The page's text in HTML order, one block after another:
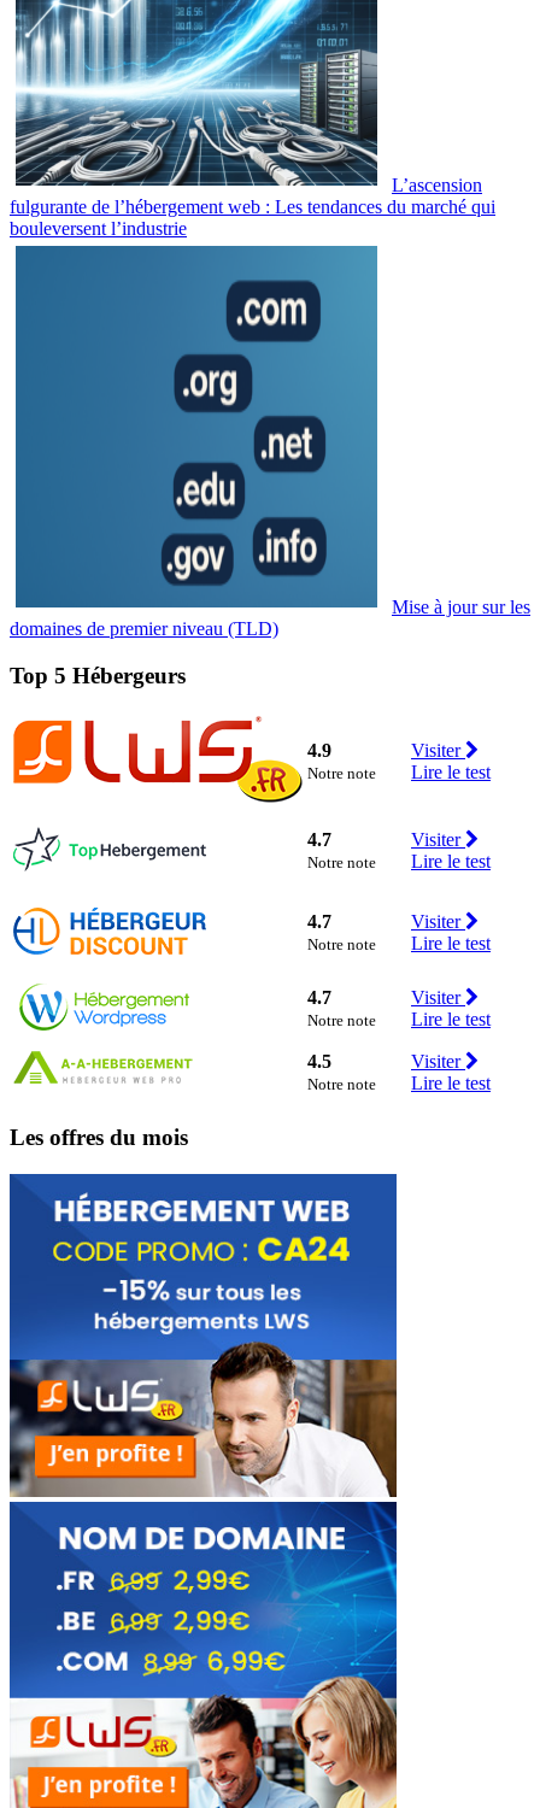
L’ascension
fulgurante de l’hébergement web : Les tendances du marché qui
bouleversent l’industrie
Mise à jour sur les
domaines de premier niveau (TLD)
Top 5 Hébergeurs
4.9
Notre note
Visiter
Lire le test
4.7
Notre note
Visiter
Lire le test
4.7
Notre note
Visiter
Lire le test
4.7
Notre note
Visiter
Lire le test
4.5
Notre note
Visiter
Lire le test
Les offres du mois